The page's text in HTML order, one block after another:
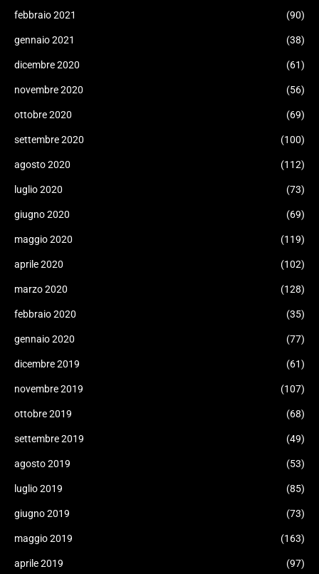
febbraio 2021 (90)
gennaio 2021 (38)
dicembre 2020 (61)
novembre 2020 (56)
ottobre 2020 (69)
settembre 2020 (100)
agosto 2020 (112)
luglio 2020 (73)
giugno 2020 (69)
maggio 2020 (119)
aprile 2020 (102)
marzo 2020 (128)
febbraio 2020 (35)
gennaio 2020 (77)
dicembre 2019 (61)
novembre 2019 (107)
ottobre 2019 (68)
settembre 2019 (49)
agosto 2019 (53)
luglio 2019 (85)
giugno 2019 (73)
maggio 2019 (163)
aprile 2019 (97)